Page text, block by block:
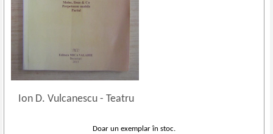
Ion D. Vulcanescu- Teatru
Doar un exemplar în stoc.